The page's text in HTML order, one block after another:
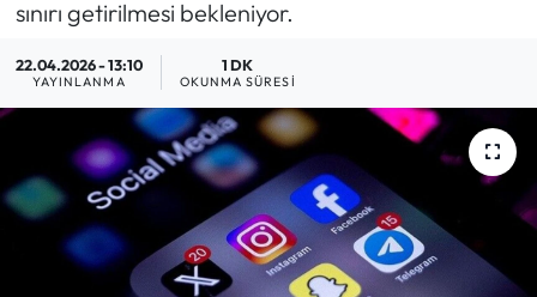
sınırı getirilmesi bekleniyor.
22.04.2026 - 13:10
YAYINLANMA
1 DK
OKUNMA SÜRESI
Asya-Pasifik
Yazarlar